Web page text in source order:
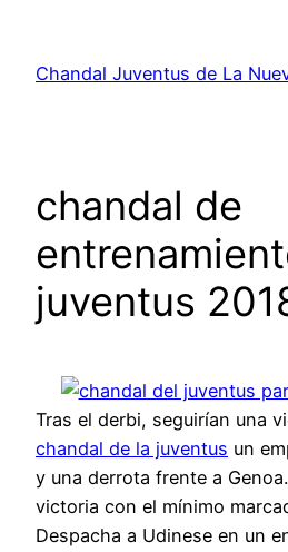
contenido
Chandal Juventus de La
chandal de
juventus
Tras el derbi, seguirían una
chandal de la juventus un
y una derrota frente a
victoria con el mínimo
Despacha a Udinese en un